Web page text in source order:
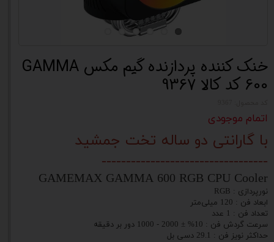
خنک کننده پردازنده گیم مکس GAMMA
600 کد کالا 9367
اتمام موجودی
با گارانتی دو ساله تخت جمشید
----------------------------------
GAMEMAX GAMMA 600 RGB CPU Cooler
نورپردازی : RGB
ابعاد فن : 120 میلی‌متر
تعداد فن : 1 عدد
سرعت گردش فن : 10% ± 2000 - 1000 دور بر دقیقه
حداکثر نویز فن : 29.1 دسی بل